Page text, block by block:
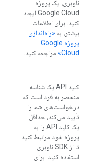
ناوبری، یک پروژه
Google Cloud ایجاد
کنید. برای اطلاعات
بیشتر، به «راه‌اندازی
پروژه Google
Cloud»
مراجعه کنید.
کلید API یک شناسه
منحصر به فرد است که
درخواست‌های شما را
تأیید می‌کند، حداقل
یک کلید API را به
پروژه خود مرتبط کنید
تا از SDK ناوبری
استفاده کنید. برای